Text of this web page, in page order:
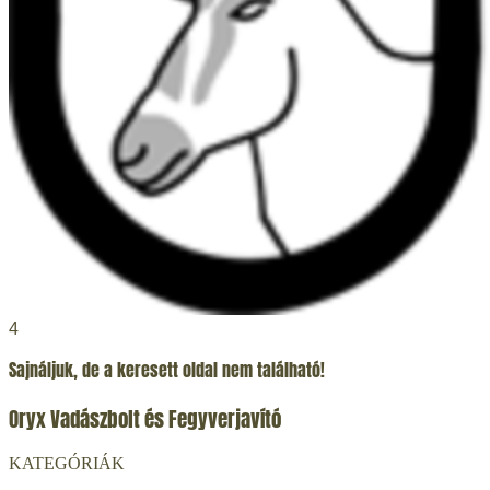
4
Sajnáljuk, de a keresett oldal nem található!
Oryx Vadászbolt és Fegyverjavító
KATEGÓRIÁK